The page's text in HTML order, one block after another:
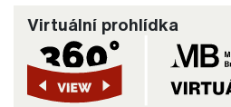
Virtuální prohlídka